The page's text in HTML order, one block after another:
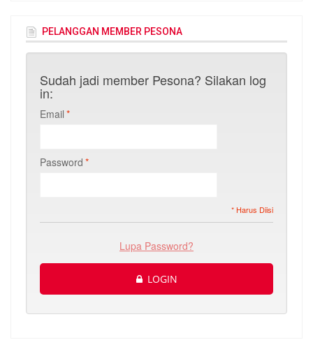
PELANGGAN MEMBER PESONA
Sudah jadi member Pesona? Silakan log
in:
*
Email
*
Password
* Harus Diisi
Lupa Password?
LOGIN